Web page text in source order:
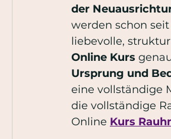
der
werden schon
liebevolle,
Online Kurs
Ursprung und
eine vollständige
die vollständige
Online Kurs